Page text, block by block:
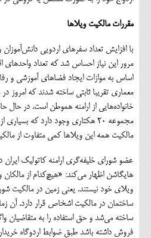
مقررات مالکیت ویلاها
با افزایش تعداد سفرهای اردویی
مرور این نیاز احساس شد که تعداد واحدهای
اساس به موازات ایجاد فضاهای آموزشی و
معماری تقریبا ثابتی ساخته شدند که
مجموعه ۲۰ هکتاری وجود دارد که
مالکیت همه این ویلاها کمی متفاوت از
عضو شورای خلیفه‌گری ارامنه کاتولیک
هایگاشن اظهار می‌کند: «هیچ‌کدام از مالکان
ویلای خود نیستند. یعنی زمین در مالکیت
ساختمان در مالکیت اشخاص قرار دارد. آن
ساخته می‌شد و حق استفاده را به متقاضیان
فروش داشته باشد طبق ضوابط اردوگاه خریدار